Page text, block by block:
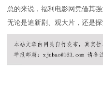
总的来说，福利电影网凭借其
无论是追新剧、观大片，还是